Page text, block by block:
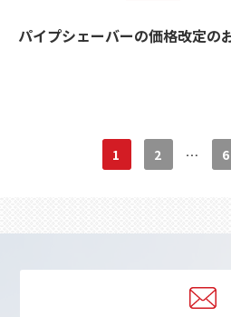
パイプシェーバーの価格改定の
1 2 … 6